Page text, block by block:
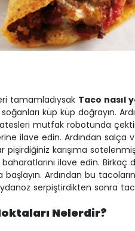
tamamladıysak Taco nasıl
küp küp doğrayın.
mutfak robotunda
ilave edin. Ardından salça
karışıma
ilave edin.
başlayın. Ardından bu
serpiştirdikten sonra
Nelerdir?